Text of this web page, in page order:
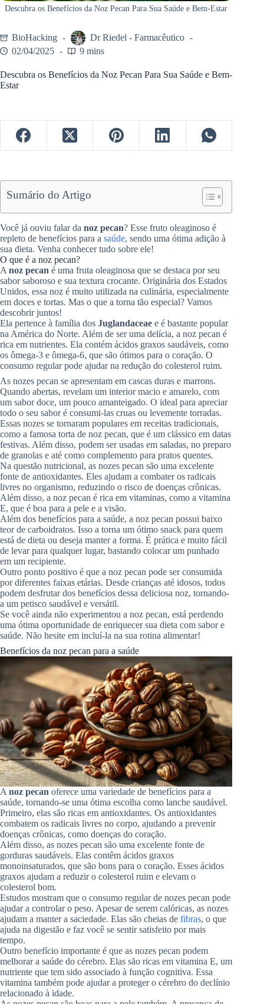
Descubra os Benefícios da Noz Pecan Para Sua Saúde e Bem-Estar
BioHacking
Dr Riedel - Farmacêutico
02/04/2025
9 mins
Descubra os Benefícios da Noz Pecan Para Sua Saúde e Bem-
Estar
Sumário do Artigo
Você já ouviu falar da noz pecan? Esse fruto oleaginoso é
repleto de benefícios para a saúde, sendo uma ótima adição à
sua dieta. Venha conhecer tudo sobre ele!
O que é a noz pecan?
A noz pecan é uma fruta oleaginosa que se destaca por seu
sabor saboroso e sua textura crocante. Originária dos Estados
Unidos, essa noz é muito utilizada na culinária, especialmente
em doces e tortas. Mas o que a torna tão especial? Vamos
descobrir juntos!
Ela pertence à família dos Juglandaceae e é bastante popular
na América do Norte. Além de ser uma delícia, a noz pecan é
rica em nutrientes. Ela contém ácidos graxos saudáveis, como
os ômega-3 e ômega-6, que são ótimos para o coração. O
consumo regular pode ajudar na redução do colesterol ruim.
As nozes pecan se apresentam em cascas duras e marrons.
Quando abertas, revelam um interior macio e amarelo, com
um sabor doce, um pouco amanteigado. O ideal para apreciar
todo o seu sabor é consumi-las cruas ou levemente torradas.
Essas nozes se tornaram populares em receitas tradicionais,
como a famosa torta de noz pecan, que é um clássico em datas
festivas. Além disso, podem ser usadas em saladas, no preparo
de granolas e até como complemento para pratos quentes.
Na questão nutricional, as nozes pecan são uma excelente
fonte de antioxidantes. Eles ajudam a combater os radicais
livres no organismo, reduzindo o risco de doenças crônicas.
Além disso, a noz pecan é rica em vitaminas, como a vitamina
E, que é boa para a pele e a visão.
Além dos benefícios para a saúde, a noz pecan possui baixo
teor de carboidratos. Isso a torna um ótimo snack para quem
está de dieta ou deseja manter a forma. É prática e muito fácil
de levar para qualquer lugar, bastando colocar um punhado
em um recipiente.
Outro ponto positivo é que a noz pecan pode ser consumida
por diferentes faixas etárias. Desde crianças até idosos, todos
podem desfrutar dos benefícios dessa deliciosa noz, tornando-
a um petisco saudável e versátil.
Se você ainda não experimentou a noz pecan, está perdendo
uma ótima oportunidade de enriquecer sua dieta com sabor e
saúde. Não hesite em incluí-la na sua rotina alimentar!
Benefícios da noz pecan para a saúde
A noz pecan oferece uma variedade de benefícios para a
saúde, tornando-se uma ótima escolha como lanche saudável.
Primeiro, elas são ricas em antioxidantes. Os antioxidantes
combatem os radicais livres no corpo, ajudando a prevenir
doenças crônicas, como doenças do coração.
Além disso, as nozes pecan são uma excelente fonte de
gorduras saudáveis. Elas contêm ácidos graxos
monoinsaturados, que são bons para o coração. Esses ácidos
graxos ajudam a reduzir o colesterol ruim e elevam o
colesterol bom.
Estudos mostram que o consumo regular de nozes pecan pode
ajudar a controlar o peso. Apesar de serem calóricas, as nozes
ajudam a manter a saciedade. Elas são cheias de fibras, o que
ajuda na digestão e faz você se sentir satisfeito por mais
tempo.
Outro benefício importante é que as nozes pecan podem
melhorar a saúde do cérebro. Elas são ricas em vitamina E, um
nutriente que tem sido associado à função cognitiva. Essa
vitamina também pode ajudar a proteger o cérebro do declínio
relacionado à idade.